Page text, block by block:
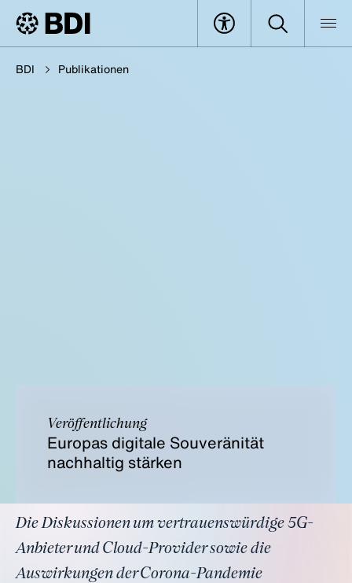
BDI Publikationen
Veröffentlichung
Europas digitale Souveränität
nachhaltig stärken
Die Diskussionen um vertrauenswürdige 5G-
Anbieter und Cloud-Provider sowie die
Auswirkungen der Corona-Pandemie